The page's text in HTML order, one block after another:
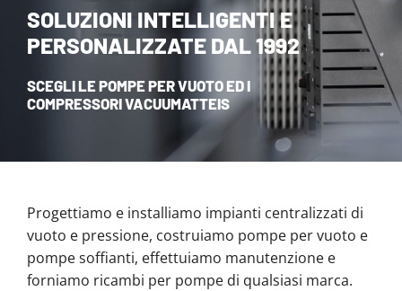
SOLUZIONI INTELLIGENTI E
PERSONALIZZATE DAL 1992
SCEGLI LE POMPE PER VUOTO ED I
COMPRESSORI VACUUMATTEIS
Progettiamo e installiamo impianti centralizzati di
vuoto e pressione, costruiamo pompe per vuoto e
pompe soffianti, effettuiamo manutenzione e
forniamo ricambi per pompe di qualsiasi marca.